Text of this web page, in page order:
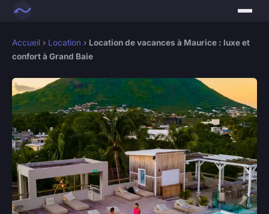
Accueil › Location › Location de vacances à Maurice : luxe et
confort à Grand Baie